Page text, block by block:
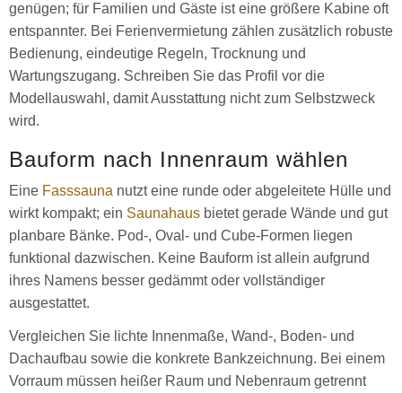
genügen; für Familien und Gäste ist eine größere Kabine oft
entspannter. Bei Ferienvermietung zählen zusätzlich robuste
Bedienung, eindeutige Regeln, Trocknung und
Wartungszugang. Schreiben Sie das Profil vor die
Modellauswahl, damit Ausstattung nicht zum Selbstzweck
wird.
Bauform nach Innenraum wählen
Eine Fasssauna nutzt eine runde oder abgeleitete Hülle und
wirkt kompakt; ein Saunahaus bietet gerade Wände und gut
planbare Bänke. Pod-, Oval- und Cube-Formen liegen
funktional dazwischen. Keine Bauform ist allein aufgrund
ihres Namens besser gedämmt oder vollständiger
ausgestattet.
Vergleichen Sie lichte Innenmaße, Wand-, Boden- und
Dachaufbau sowie die konkrete Bankzeichnung. Bei einem
Vorraum müssen heißer Raum und Nebenraum getrennt